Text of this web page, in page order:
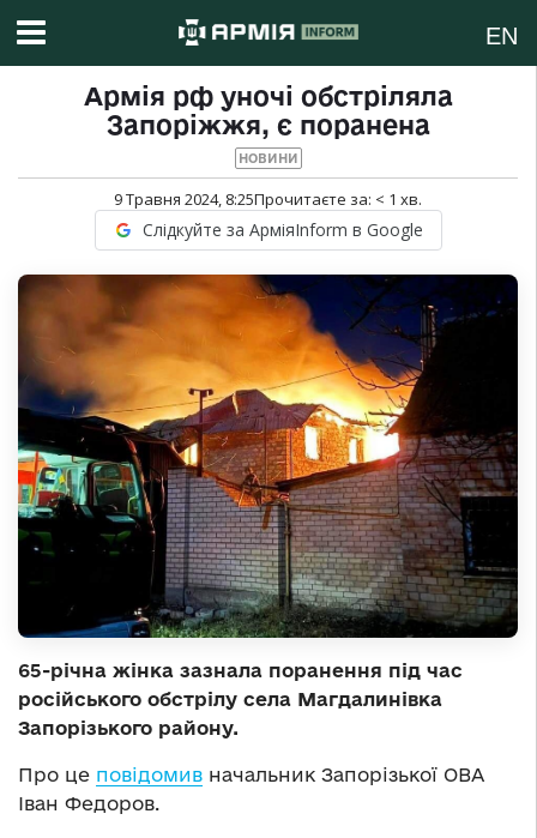
EN
Армія рф уночі обстріляла
Запоріжжя, є поранена
НОВИНИ
9 Травня 2024, 8:25Прочитаєте за: < 1 хв.
Слідкуйте за АрміяInform в Google
65-річна жінка зазнала поранення під час
російського обстрілу села Магдалинівка
Запорізького району.
Про це повідомив начальник Запорізької ОВА
Іван Федоров.